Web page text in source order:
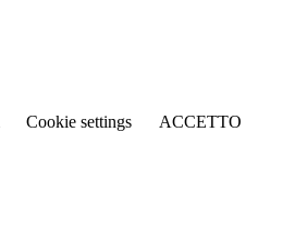
Cookie settings ACCETTO